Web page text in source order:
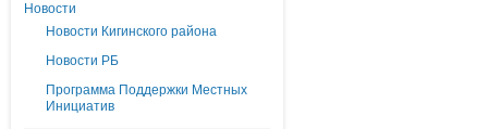
Новости
Новости Кигинского района
Новости РБ
Программа Поддержки Местных
Инициатив